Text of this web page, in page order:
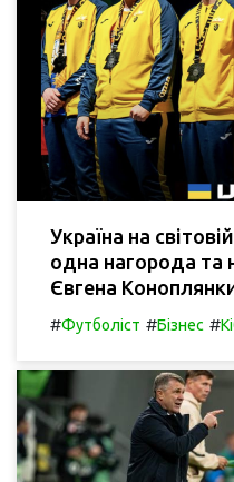
Україна на
одна нагорода та
Євгена
#Футболіст #Бізнес #